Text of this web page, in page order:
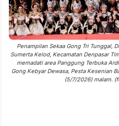
Penampilan Sekaa Gong Tri Tunggal,
Sumerta Kelod, Kecamatan Denpasar
memadati area Panggung Terbuka
Gong Kebyar Dewasa, Pesta Kesenian
(5/7/2026) malam.